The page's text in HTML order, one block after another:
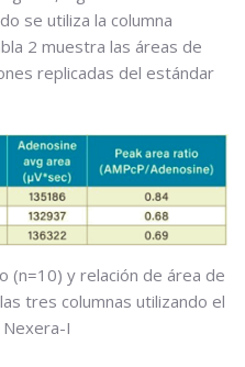
se utiliza la columna
2 muestra las áreas de
replicadas del estándar
(n=10) y relación de área de
tres columnas utilizando el
Nexera-I